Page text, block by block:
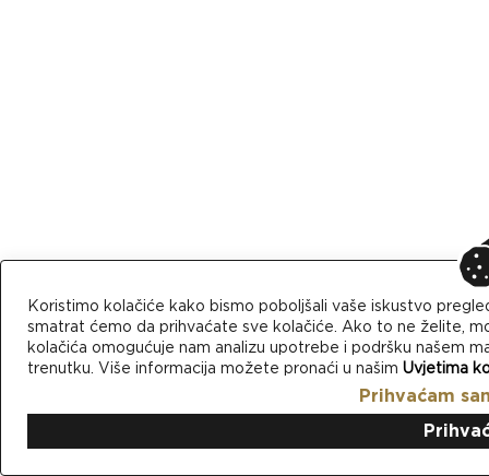
Koristimo kolačiće kako bismo poboljšali vaše iskustvo
smatrat ćemo da prihvaćate sve kolačiće. Ako to ne želite,
kolačića omogućuje nam analizu upotrebe i podršku našem
trenutku. Više informacija možete pronaći u našim Uvjetima
Prihvaćam